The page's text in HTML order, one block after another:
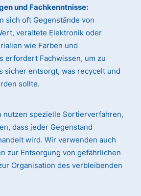
und Fachkenntnisse:
sich oft Gegenstände von
veraltete Elektronik oder
wie Farben und
erfordert Fachwissen, um zu
sicher entsorgt, was recycelt und
sollte.
nutzen spezielle Sortierverfahren,
dass jeder Gegenstand
wird. Wir verwenden auch
zur Entsorgung von gefährlichen
Organisation des verbleibenden